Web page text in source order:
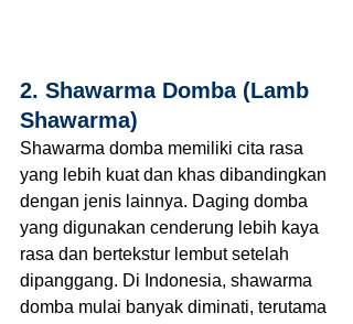
2. Shawarma Domba (Lamb
Shawarma)
Shawarma domba memiliki cita rasa
yang lebih kuat dan khas dibandingkan
dengan jenis lainnya. Daging domba
yang digunakan cenderung lebih kaya
rasa dan bertekstur lembut setelah
dipanggang. Di Indonesia, shawarma
domba mulai banyak diminati, terutama